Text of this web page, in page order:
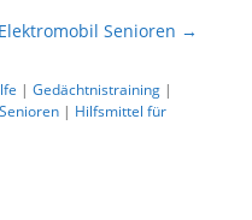
Senioren →
| Gedächtnistraining|
| Hilfsmittel für